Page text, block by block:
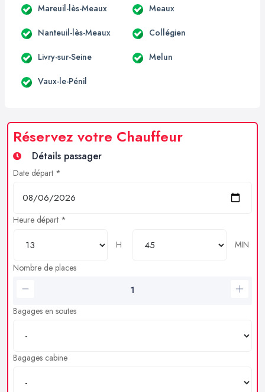
Mareuil-lès-Meaux Meaux
Nanteuil-lès-Meaux Collégien
Livry-sur-Seine Melun
Vaux-le-Pénil
Réservez votre Chauffeur
Détails passager
Date départ *
Heure départ *
H
MIN
Nombre de places
Bagages en soutes
Bagages cabine